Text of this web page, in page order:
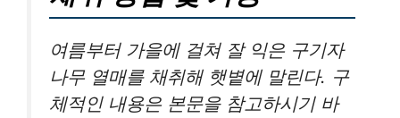
여름부터 가을에 걸쳐 잘 익은 구기자
나무 열매를 채취해 햇볕에 말린다. 구
체적인 내용은 본문을 참고하시기 바